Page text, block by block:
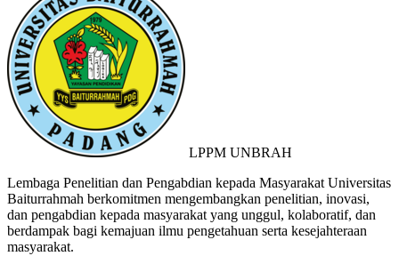
LPPM UNBRAH
Lembaga Penelitian dan Pengabdian kepada Masyarakat Universitas
Baiturrahmah berkomitmen mengembangkan penelitian, inovasi,
dan pengabdian kepada masyarakat yang unggul, kolaboratif, dan
berdampak bagi kemajuan ilmu pengetahuan serta kesejahteraan
masyarakat.